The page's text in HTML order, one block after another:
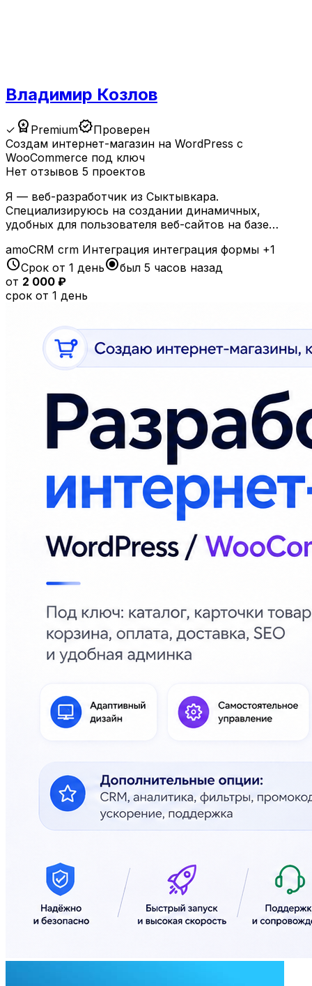
Владимир Козлов
✓ workspace_premium PremiumverifiedПроверен
Создам интернет-магазин на WordPress с
WooCommerce под ключ
Нет отзывов 5 проектов
Я — веб-разработчик из Сыктывкара.
Специализируюсь на создании динамичных,
удобных для пользователя веб-сайтов на базе…
amoCRM crm Интеграция интеграция формы +1
scheduleСрок от 1 деньradio_button_checkedбыл 5 часов назад
от 2 000 ₽
срок от 1 день